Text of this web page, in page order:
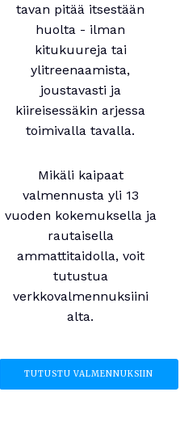
tavan pitää itsestään
huolta - ilman
kitukuureja tai
ylitreenaamista,
joustavasti ja
kiireisessäkin arjessa
toimivalla tavalla.
Mikäli kaipaat
valmennusta yli 13
vuoden kokemuksella ja
rautaisella
ammattitaidolla, voit
tutustua
verkkovalmennuksiini
alta.
TUTUSTU VALMENNUKSIIN